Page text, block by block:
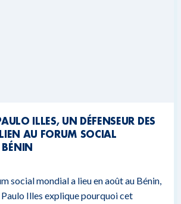
ILLES, UN DÉFENSEUR DES
AU FORUM SOCIAL
social mondial a lieu en août au Bénin,
Illes explique pourquoi cet